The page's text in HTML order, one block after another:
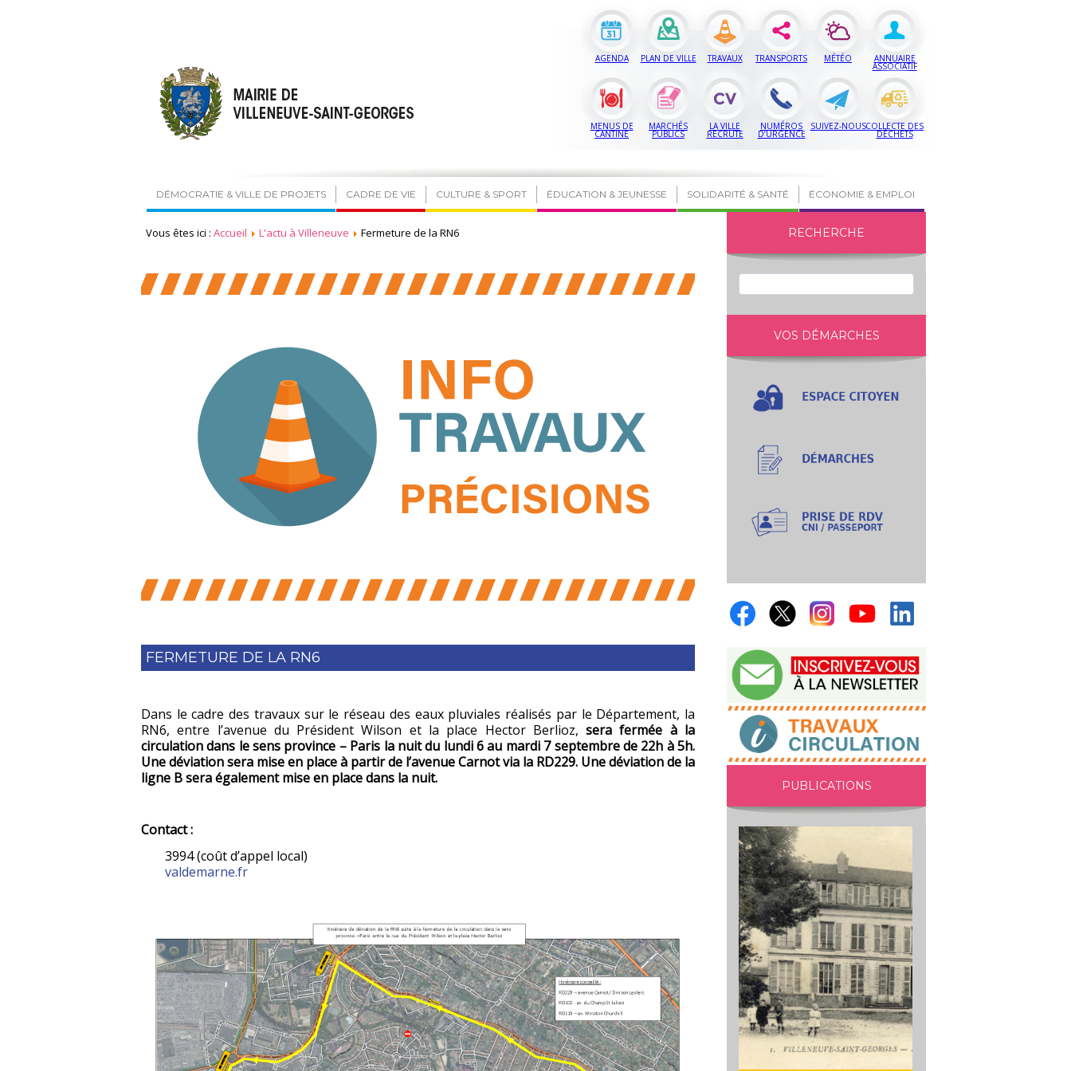
AGENDA PLAN DE VILLE TRAVAUX TRANSPORTS MÉTÉO ANNUAIRE
ASSOCIATIF
MENUS DE
CANTINE
MARCHÉS
PUBLICS
LA VILLE
RECRUTE
NUMÉROS
D’URGENCE
SUIVEZ-NOUSCOLLECTE DES
DÉCHETS
DÉMOCRATIE & VILLE DE PROJETS CADRE DE VIE CULTURE & SPORT ÉDUCATION & JEUNESSE SOLIDARITÉ & SANTÉ ÉCONOMIE & EMPLOI
Vous êtes ici : Accueil L'actu à Villeneuve Fermeture de la RN6
FERMETURE DE LA RN6
Dans le cadre des travaux sur le réseau des eaux pluviales réalisés par le Département, la
RN6, entre l’avenue du Président Wilson et la place Hector Berlioz, sera fermée à la
circulation dans le sens province – Paris la nuit du lundi 6 au mardi 7 septembre de 22h à 5h.
Une déviation sera mise en place à partir de l’avenue Carnot via la RD229. Une déviation de la
ligne B sera également mise en place dans la nuit.
Contact :
3994 (coût d’appel local)
valdemarne.fr
RECHERCHE
VOS DÉMARCHES
PUBLICATIONS